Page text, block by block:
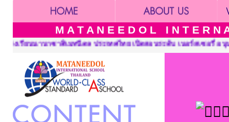
M A T A N E E D O L I N T E R
นระดับ เนอร์สเซอรี่ อนุบาล ประถมศึกษาและมัธยมศึกษา :::